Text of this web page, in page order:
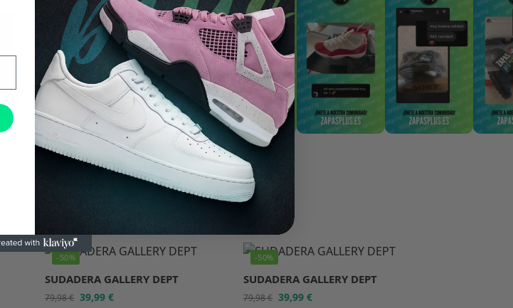
-50%
SUDADERA GALLERY DEPT
79,98€ 39,99€
-50%
SUDADERA GALLERY DEPT
79,98€ 39,99€